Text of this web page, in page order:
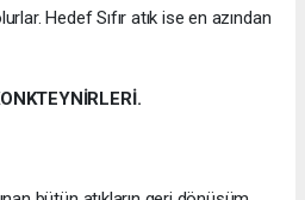
Hedef Sıfır atık ise en azından